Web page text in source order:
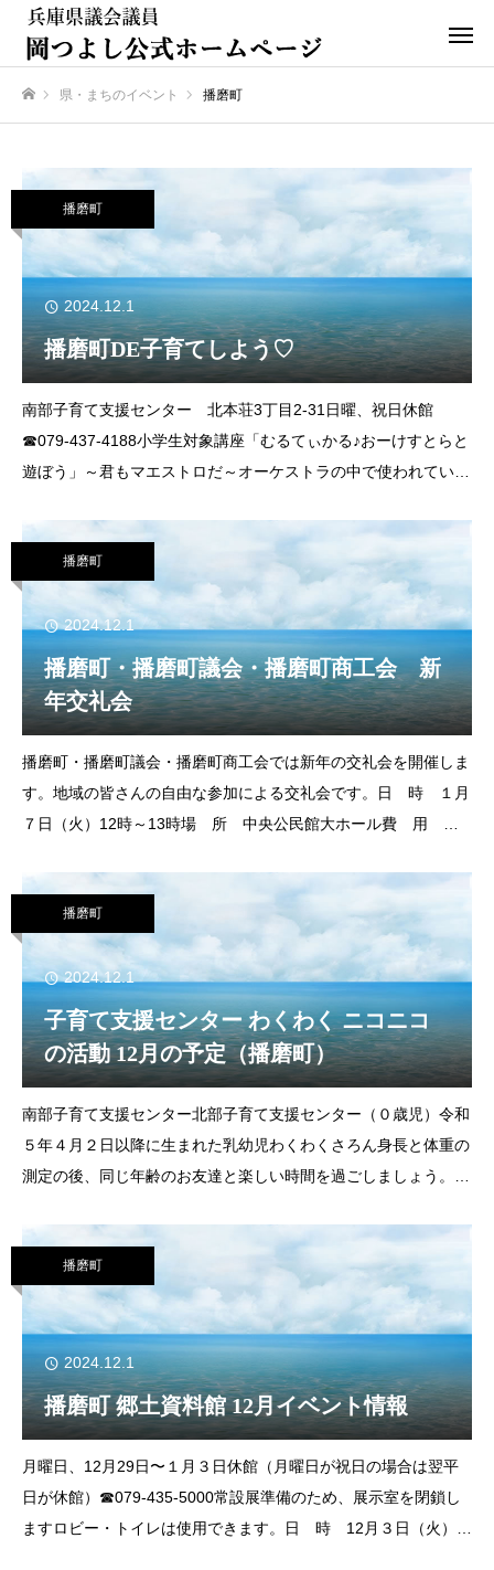
県・まちのイベント 播磨町
播磨町
2024.12.1
播磨町DE子育てしよう♡
南部子育て支援センター 北本荘3丁目2-31日曜、祝日休館
☎079‐437-4188小学生対象講座「むるてぃかる♪おーけすとらと
遊ぼう」～君もマエストロだ～オーケストラの中で使われている
コンサートをお楽し
播磨町
2024.12.1
播磨町・播磨町議会・播磨町商工会 新
年交礼会
播磨町・播磨町議会・播磨町商工会では新年の交礼会を開催しま
す。地域の皆さんの自由な参加による交礼会です。日 時 １月
７日（火）12時～13時場 所 中央公民館大ホール費 用
方は12月６日（金）ま
播磨町
2024.12.1
子育て支援センター わくわく ニコニコ
の活動 12月の予定（播磨町）
南部子育て支援センター北部子育て支援センター（０歳児）令和
５年４月２日以降に生まれた乳幼児わくわくさろん身長と体重の
測定の後、同じ年齢のお友達と楽しい時間を過ごしましょう。▶
播磨町
2024.12.1
播磨町 郷土資料館 12月イベント情報
月曜日、12月29日〜１月３日休館（月曜日が祝日の場合は翌平
日が休館）☎079-435-5000常設展準備のため、展示室を閉鎖し
ますロビー・トイレは使用できます。日 時 12月３日（火）～